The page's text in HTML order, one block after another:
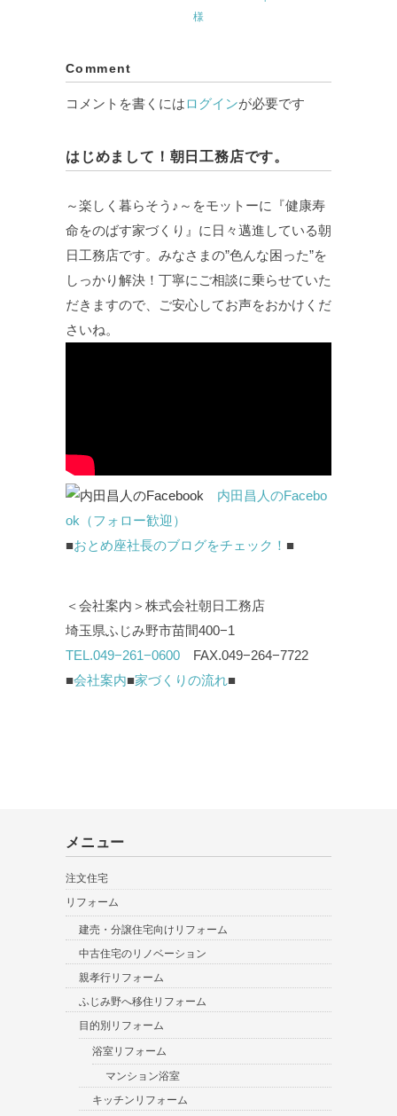
様
Comment
コメントを書くにはログインが必要です
はじめまして！朝日工務店です。
～楽しく暮らそう♪～をモットーに『健康寿
命をのばす家づくり』に日々邁進している朝
日工務店です。みなさまの”色んな困った”を
しっかり解決！丁寧にご相談に乗らせていた
だきますので、ご安心してお声をおかけくだ
さいね。
内田昌人のFacebo
ok（フォロー歓迎）
■おとめ座社長のブログをチェック！ ■
＜会社案内＞株式会社朝日工務店
埼玉県ふじみ野市苗間400−1
TEL.049−261−0600 FAX.049−264−7722
■会社案内■家づくりの流れ■
メニュー
注文住宅
リフォーム
建売・分譲住宅向けリフォーム
中古住宅のリノベーション
親孝行リフォーム
ふじみ野へ移住リフォーム
目的別リフォーム
浴室リフォーム
マンション浴室
キッチンリフォーム